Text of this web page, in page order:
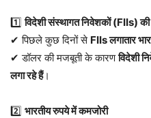
1️⃣विदेशी संस्थागत निवेशकों (FIIs) की
✔ पिछले कुछ दिनों से FIIs लगातार
✔ डॉलर की मजबूती के कारणविदेशी
लगा रहे हैं।
2️⃣ भारतीय रुपये में कमजोरी